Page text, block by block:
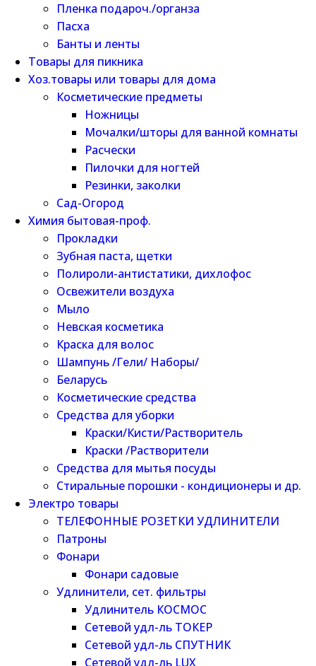
Пленка подароч./органза
Пасха
Банты и ленты
Товары для пикника
Хоз.товары или товары для дома
Косметические предметы
Ножницы
Мочалки/шторы для ванной комнаты
Расчески
Пилочки для ногтей
Резинки, заколки
Сад-Огород
Химия бытовая-проф.
Прокладки
Зубная паста, щетки
Полироли-антистатики, дихлофос
Освежители воздуха
Мыло
Невская косметика
Краска для волос
Шампунь /Гели/ Наборы/
Беларусь
Косметические средства
Средства для уборки
Краски/Кисти/Растворитель
Краски /Растворители
Средства для мытья посуды
Стиральные порошки - кондиционеры и др.
Электро товары
ТЕЛЕФОННЫЕ РОЗЕТКИ УДЛИНИТЕЛИ
Патроны
Фонари
Фонари садовые
Удлинители, сет. фильтры
Удлинитель КОСМОС
Сетевой удл-ль ТОКЕР
Сетевой удл-ль СПУТНИК
Сетевой удл-ль LUX